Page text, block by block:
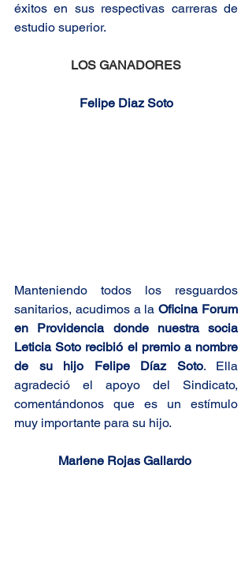
éxitos en sus respectivas carreras de
estudio superior.
LOS GANADORES
Felipe Diaz Soto
Manteniendo todos los resguardos
sanitarios, acudimos a la Oficina Forum
en Providencia donde nuestra socia
Leticia Soto recibió el premio a nombre
de su hijo Felipe Díaz Soto. Ella
agradeció el apoyo del Sindicato,
comentándonos que es un estímulo
muy importante para su hijo.
Marlene Rojas Gallardo